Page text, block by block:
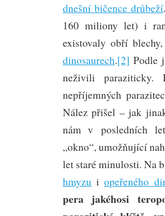
dnešní bičence drůbeží.
160 miliony let) i
existovaly obří
dinosaurech.[2] Podle
neživili paraziticky.
nepříjemných
Nález přišel – jak
nám v posledních
„okno“, umožňující
let staré minulosti. Na
hmyzu iopeřeného
pera jakéhosi